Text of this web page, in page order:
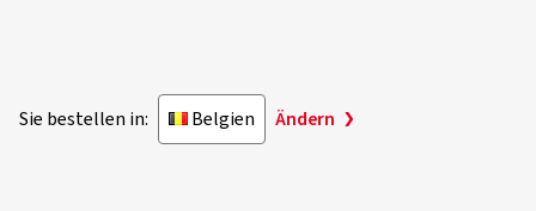
Sie bestellen in: Belgien Ändern